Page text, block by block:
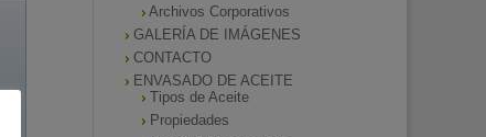
Archivos Corporativos
GALERÍA DE IMÁGENES
CONTACTO
ENVASADO DE ACEITE
Tipos de Aceite
Propiedades